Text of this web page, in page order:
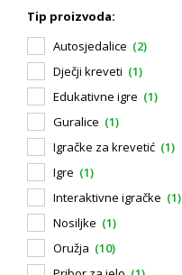
Tip proizvoda:
Autosjedalice (2)
Dječji kreveti (1)
Edukativne igre (1)
Guralice (1)
Igračke za krevetić (1)
Igre (1)
Interaktivne igračke (1)
Nosiljke (1)
Oružja (10)